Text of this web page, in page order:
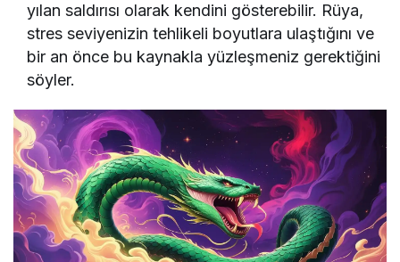
yılan saldırısı olarak kendini gösterebilir. Rüya,
stres seviyenizin tehlikeli boyutlara ulaştığını ve
bir an önce bu kaynakla yüzleşmeniz gerektiğini
söyler.